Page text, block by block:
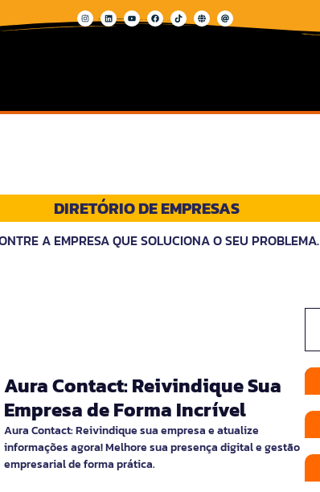
DIRETÓRIO DE EMPRESAS
A EMPRESA QUE SOLUCIONA O SEU PROBLEMA.
Aura Contact: Reivindique Sua
Empresa de Forma Incrível
Aura Contact: Reivindique sua empresa e atualize
informações agora! Melhore sua presença digital e gestão
empresarial de forma prática.